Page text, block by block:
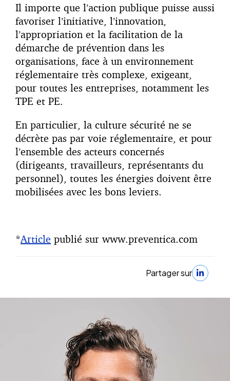
Il importe que l’action publique puisse aussi
favoriser l’initiative, l’innovation,
l’appropriation et la facilitation de la
démarche de prévention dans les
organisations, face à un environnement
réglementaire très complexe, exigeant,
pour toutes les entreprises, notamment les
TPE et PE.
En particulier, la culture sécurité ne se
décrète pas par voie réglementaire, et pour
l’ensemble des acteurs concernés
(dirigeants, travailleurs, représentants du
personnel), toutes les énergies doivent être
mobilisées avec les bons leviers.
*Article publié sur www.preventica.com
Partager sur